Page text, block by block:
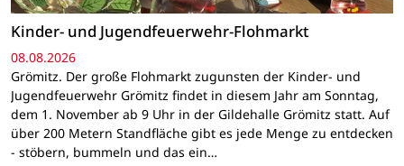
Kinder- und Jugendfeuerwehr-Flohmarkt
08.08.2026
Grömitz. Der große Flohmarkt zugunsten der Kinder- und
Jugendfeuerwehr Grömitz findet in diesem Jahr am Sonntag,
dem 1. November ab 9 Uhr in der Gildehalle Grömitz statt. Auf
über 200 Metern Standfläche gibt es jede Menge zu entdecken
- stöbern, bummeln und das ein…